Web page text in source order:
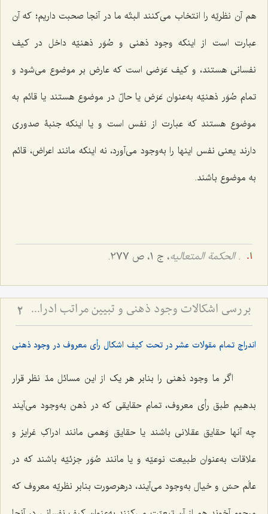
هم آن نظریّه را انتخاب مى‌کنند البتّه ما در آنجا صحبت داریم؛ که آن
عبارت است از اینکه وجود ذهنى و صُوَر ذهنیّه داخل در کیف
نفسانى هستند، و کیف عَرَضی است که عارض بر موضوع مى‌شود و
تمام صُوَر ذهنیّه به‌عنوان عَرَض یا حالّ در موضوع هستند یا قائم به
موضوع هستند که عبارت از نفس است و یا اینکه جنبۀ صدورى
دارند یعنی نفس اینها را به‌وجود مى‌آورد، نه اینکه مانند اعراض، قائم
به موضوع باشند.
.الحکمة المتعالیه، ج 1، ص 277.
بررسی اشکالات وجود ذهنی و تبیین مراتب ادراکی - تحلیل جایگاه قوا و نسبت میان عالم ذهن و خارج 2
اندراج تمام مقولات عشر در تحت کیف اشکال رأی معروف در وجود ذهنی
اگر ما وجود ذهنى را بنابر هر یک از این مسائل مدّ نظر قرار
بدهیم طبق رأى معروف، تمام حقایقى که در ذهن به‌وجود مى‌آیند
چه آنها حقایق عقلانى باشند یا حقایق وَهمى مانند ادراکِ غرایز و
علاقات به‌عنوان طبیعت نوعیّه و یا مانند صُوَر جزئیّه باشند که در
عالَم حسّ و خیال به‌وجود مى‌آیند، درهرصورت بنابر نظریّه معروف که